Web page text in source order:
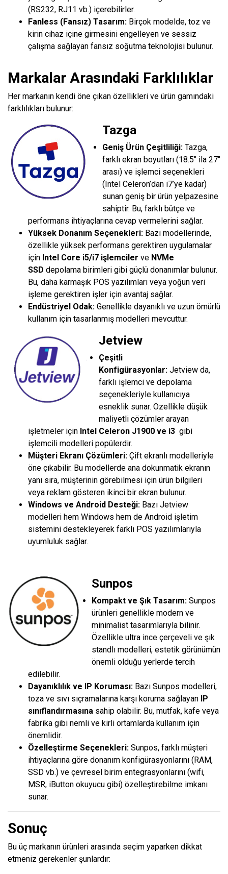
(RS232, RJ11 vb.) içerebilirler.
Fanless (Fansız) Tasarım: Birçok modelde, toz ve
kirin cihaz içine girmesini engelleyen ve sessiz
çalışma sağlayan fansız soğutma teknolojisi bulunur.
Markalar Arasındaki Farklılıklar
Her markanın kendi öne çıkan özellikleri ve ürün gamındaki
farklılıkları bulunur:
Tazga
Geniş Ürün Çeşitliliği: Tazga,
farklı ekran boyutları (18.5″ ila 27″
arası) ve işlemci seçenekleri
(Intel Celeron’dan i7’ye kadar)
sunan geniş bir ürün yelpazesine
sahiptir. Bu, farklı bütçe ve
performans ihtiyaçlarına cevap vermelerini sağlar.
Yüksek Donanım Seçenekleri: Bazı modellerinde,
özellikle yüksek performans gerektiren uygulamalar
için Intel Core i5/i7 işlemciler ve NVMe
SSD depolama birimleri gibi güçlü donanımlar bulunur.
Bu, daha karmaşık POS yazılımları veya yoğun veri
işleme gerektiren işler için avantaj sağlar.
Endüstriyel Odak: Genellikle dayanıklı ve uzun ömürlü
kullanım için tasarlanmış modelleri mevcuttur.
Jetview
Çeşitli
Konfigürasyonlar: Jetview da,
farklı işlemci ve depolama
seçenekleriyle kullanıcıya
esneklik sunar. Özellikle düşük
maliyetli çözümler arayan
işletmeler için Intel Celeron J1900 ve i3 gibi
işlemcili modelleri popülerdir.
Müşteri Ekranı Çözümleri: Çift ekranlı modelleriyle
öne çıkabilir. Bu modellerde ana dokunmatik ekranın
yanı sıra, müşterinin görebilmesi için ürün bilgileri
veya reklam gösteren ikinci bir ekran bulunur.
Windows ve Android Desteği: Bazı Jetview
modelleri hem Windows hem de Android işletim
sistemini destekleyerek farklı POS yazılımlarıyla
uyumluluk sağlar.
Sunpos
Kompakt ve Şık Tasarım: Sunpos
ürünleri genellikle modern ve
minimalist tasarımlarıyla bilinir.
Özellikle ultra ince çerçeveli ve şık
standlı modelleri, estetik görünümün
önemli olduğu yerlerde tercih
edilebilir.
Dayanıklılık ve IP Koruması: Bazı Sunpos modelleri,
toza ve sıvı sıçramalarına karşı koruma sağlayan IP
sınıflandırmasına sahip olabilir. Bu, mutfak, kafe veya
fabrika gibi nemli ve kirli ortamlarda kullanım için
önemlidir.
Özelleştirme Seçenekleri: Sunpos, farklı müşteri
ihtiyaçlarına göre donanım konfigürasyonlarını (RAM,
SSD vb.) ve çevresel birim entegrasyonlarını (wifi,
MSR, iButton okuyucu gibi) özelleştirebilme imkanı
sunar.
Sonuç
Bu üç markanın ürünleri arasında seçim yaparken dikkat
etmeniz gerekenler şunlardır: